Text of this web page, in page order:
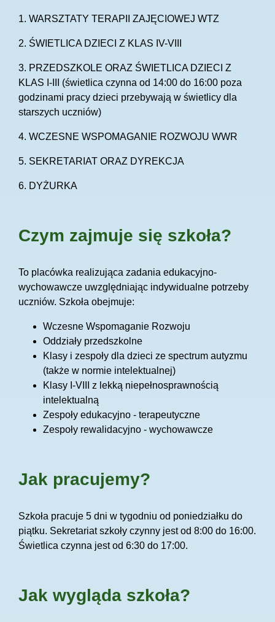
1. WARSZTATY TERAPII ZAJĘCIOWEJ WTZ
2. ŚWIETLICA DZIECI Z KLAS IV-VIII
3. PRZEDSZKOLE ORAZ ŚWIETLICA DZIECI Z
KLAS I-III (świetlica czynna od 14:00 do 16:00 poza
godzinami pracy dzieci przebywają w świetlicy dla
starszych uczniów)
4. WCZESNE WSPOMAGANIE ROZWOJU WWR
5. SEKRETARIAT ORAZ DYREKCJA
6. DYŻURKA
Czym zajmuje się szkoła?
To placówka realizująca zadania edukacyjno-
wychowawcze uwzględniając indywidualne potrzeby
uczniów. Szkoła obejmuje:
Wczesne Wspomaganie Rozwoju
Oddziały przedszkolne
Klasy i zespoły dla dzieci ze spectrum autyzmu
(także w normie intelektualnej)
Klasy I-VIII z lekką niepełnosprawnością
intelektualną
Zespoły edukacyjno - terapeutyczne
Zespoły rewalidacyjno - wychowawcze
Jak pracujemy?
Szkoła pracuje 5 dni w tygodniu od poniedziałku do
piątku. Sekretariat szkoły czynny jest od 8:00 do 16:00.
Świetlica czynna jest od 6:30 do 17:00.
Jak wygląda szkoła?